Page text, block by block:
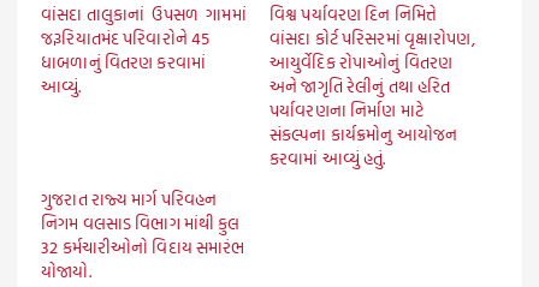
વાંસદા તાલુકાનાં ઉપસળ ગામમાં
જરૂરિયાતમંદ પરિવારોને 45
ધાબળાનું વિતરણ કરવામાં
આવ્યું.
વિશ્વ પર્યાવરણ દિન નિમિત્તે
વાંસદા કોર્ટ પરિસરમાં વૃક્ષારોપણ,
આયુર્વેદિક રોપાઓનું વિતરણ
અને જાગૃતિ રેલીનું તથા હરિત
પર્યાવરણના નિર્માણ માટે
સંકલ્પના કાર્યક્રમોનુ આયોજન
કરવામાં આવ્યું હતું.
ગુજરાત રાજ્ય માર્ગ પરિવહન
નિગમ વલસાડ વિભાગ માંથી કુલ
32 કર્મચારીઓનો વિદાય સમારંભ
યોજાયો.